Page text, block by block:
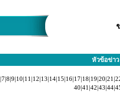
หัวข้อข่าว
|7|8|9|10|11|12|13|14|15|16|17|18|19|20|21|
40|41|42|43|44|